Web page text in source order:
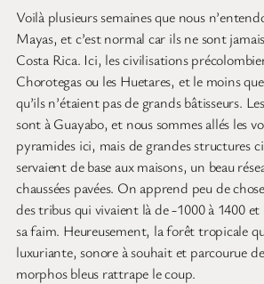
Voilà plusieurs semaines que nous
Mayas, et c’est normal car ils ne sont
Costa Rica. Ici, les civilisations
Chorotegas ou les Huetares, et le moins
qu’ils n’étaient pas de grands bâtisseurs.
sont à Guayabo, et nous sommes allés les
pyramides ici, mais de grandes structures
servaient de base aux maisons, un beau
chaussées pavées. On apprend peu de
des tribus qui vivaient là de -1000 à 1400 et
sa faim. Heureusement, la forêt tropicale
luxuriante, sonore à souhait et parcourue
morphos bleus rattrape le coup.